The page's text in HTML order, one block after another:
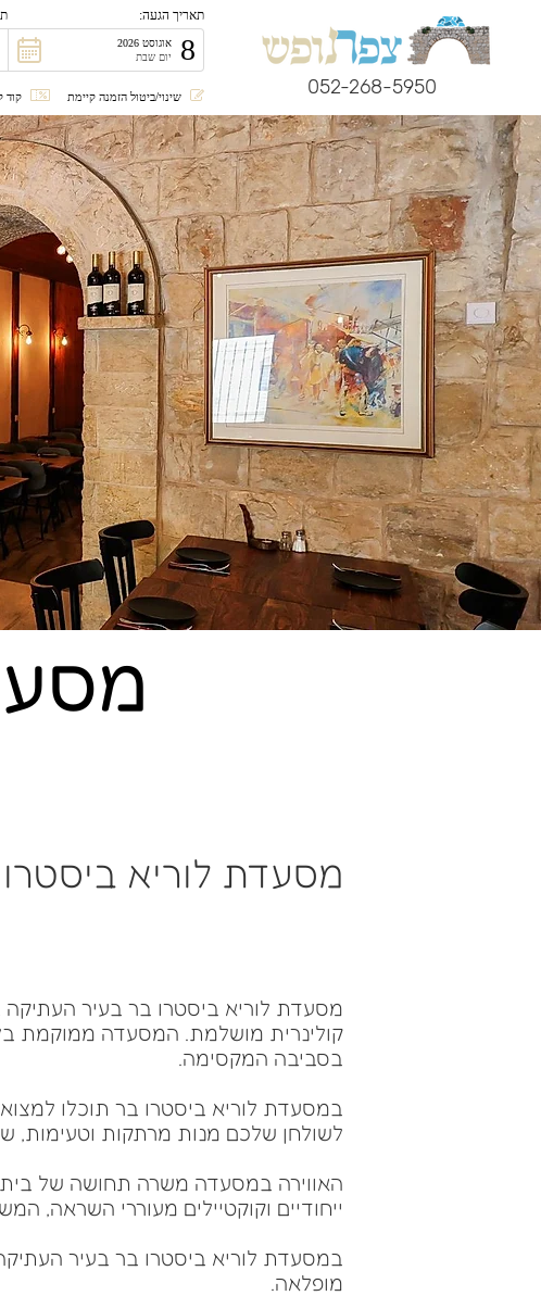
תאריך הגעה:
8
אוגוסט 2026
יום שבת
קוד שינוי/ביטול הזמנה קיימת 052-268-5950
מסעדת לוריא
מסעדת לוריא ביסטרו בר בעיר
קולינרית מושלמת. המסעדה ממוקמת
בסביבה המקסימה.
במסעדת לוריא ביסטרו בר תוכלו
לשולחן שלכם מנות מרתקות וטעימות,
האווירה במסעדה משרה תחושה של בית
ייחודיים וקוקטיילים מעוררי השראה,
במסעדת לוריא ביסטרו בר בעיר
מופלאה.